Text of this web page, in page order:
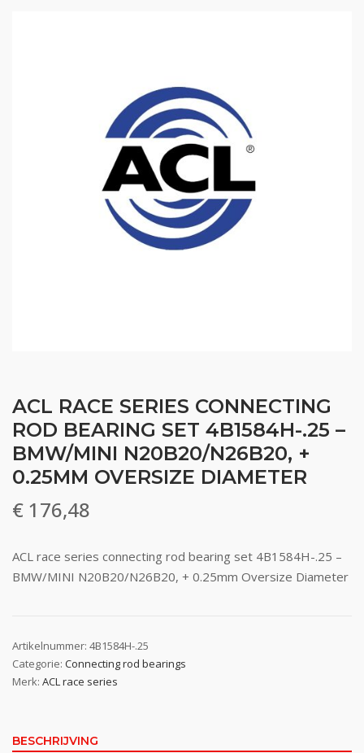
ACL RACE SERIES CONNECTING
ROD BEARING SET 4B1584H-.25 –
BMW/MINI N20B20/N26B20, +
0.25MM OVERSIZE DIAMETER
€ 176,48
ACL race series connecting rod bearing set 4B1584H-.25 –
BMW/MINI N20B20/N26B20, + 0.25mm Oversize Diameter
Artikelnummer: 4B1584H-.25
Categorie: Connecting rod bearings
Merk: ACL race series
BESCHRIJVING